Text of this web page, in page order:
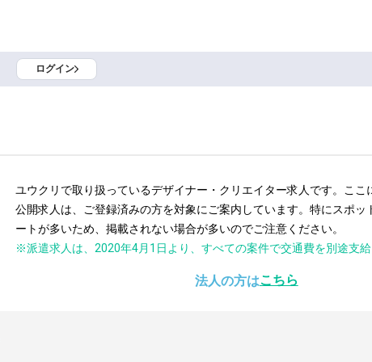
ログイン
ユウクリで取り扱っているデザイナー・クリエイター求人です。ここ
公開求人は、ご登録済みの方を対象にご案内しています。特にスポッ
ートが多いため、掲載されない場合が多いのでご注意ください。
※派遣求人は、2020年4月1日より、すべての案件で交通費を別途支給
法人の方はこちら